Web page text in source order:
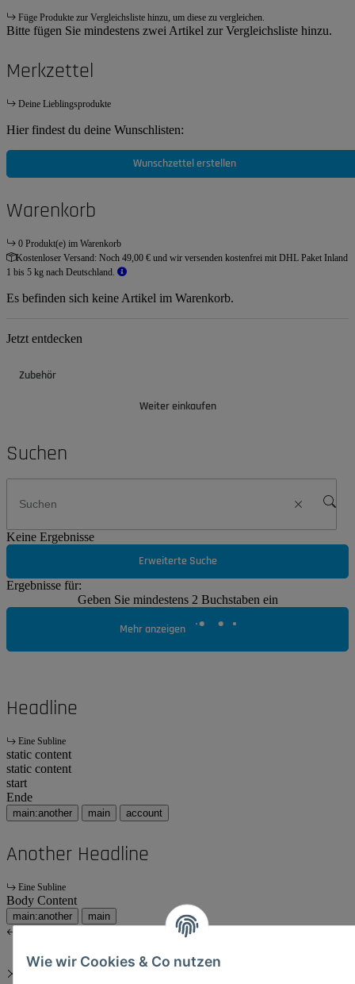
Wie wir Cookies & Co nutzen
Füge Produkte zur Vergleichsliste hinzu, um diese zu vergleichen.
Bitte fügen Sie mindestens zwei Artikel zur Vergleichsliste hinzu.
Merkzettel
Deine Lieblingsprodukte
Hier findest du deine Wunschlisten:
Wunschzettel erstellen
Warenkorb
0 Produkt(e) im Warenkorb
Kostenloser Versand: Noch 49,00 € und wir versenden kostenfrei mit DHL Paket Inland
1 bis 5 kg nach Deutschland.
Es befinden sich keine Artikel im Warenkorb.
Jetzt entdecken
Zubehör
Weiter einkaufen
Suchen
Keine Ergebnisse
Erweiterte Suche
Ergebnisse für:
Geben Sie mindestens 2 Buchstaben ein
Mehr anzeigen
Headline
Eine Subline
static content
static content
start
Ende
main:another main account
Another Headline
Eine Subline
Body Content
main:another main